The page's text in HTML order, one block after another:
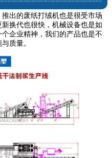
出的废纸打绒机也是很受市场
换代也很快，机械设备也是如
企业精神，我们的产品也是不
质量。